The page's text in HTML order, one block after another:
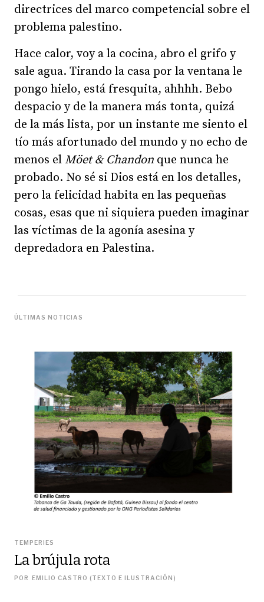
directrices del marco competencial sobre el
problema palestino.
Hace calor, voy a la cocina, abro el grifo y
sale agua. Tirando la casa por la ventana le
pongo hielo, está fresquita, ahhhh. Bebo
despacio y de la manera más tonta, quizá
de la más lista, por un instante me siento el
tío más afortunado del mundo y no echo de
menos el Möet & Chandon que nunca he
probado. No sé si Dios está en los detalles,
pero la felicidad habita en las pequeñas
cosas, esas que ni siquiera pueden imaginar
las víctimas de la agonía asesina y
depredadora en Palestina.
ÚLTIMAS NOTICIAS
TEMPERIES
La brújula rota
POR EMILIO CASTRO (TEXTO E ILUSTRACIÓN)